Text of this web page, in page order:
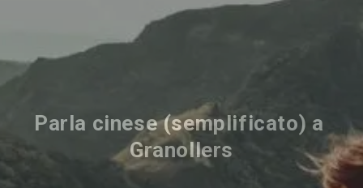
Parla cinese (semplificato) a
Granollers